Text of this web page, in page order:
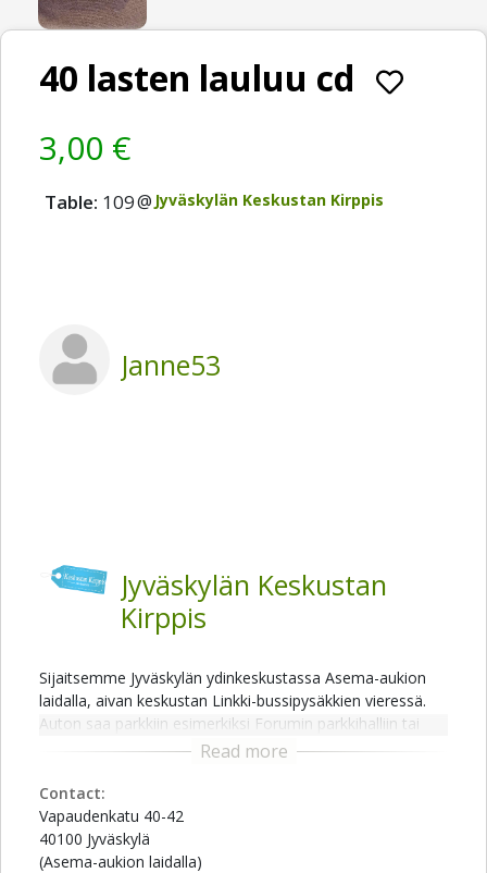
40 lasten lauluu cd
3,00 €
Table: 109@ Jyväskylän Keskustan Kirppis
Janne53
Jyväskylän Keskustan
Kirppis
Sijaitsemme Jyväskylän ydinkeskustassa Asema-aukion
laidalla, aivan keskustan Linkki-bussipysäkkien vieressä.
Auton saa parkkiin esimerkiksi Forumin parkkihalliin tai
Asema-aukion parkkipaikalle.
Teemme kaikkemme sen eteen, että tavarasi ovat
turvassa varkauksilta. Kirpputorillamme on tallentava
kameravalvonta ja kaikki hälyttimet ovat ilmaisia.
Contact:
Vapaudenkatu 40-42
40100 Jyväskylä
(Asema-aukion laidalla)